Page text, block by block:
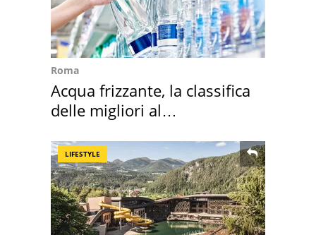
Roma
Acqua frizzante, la classifica
delle migliori al
LIFESTYLE